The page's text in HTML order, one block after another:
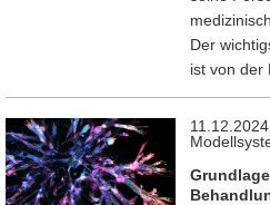
Der
ist von der